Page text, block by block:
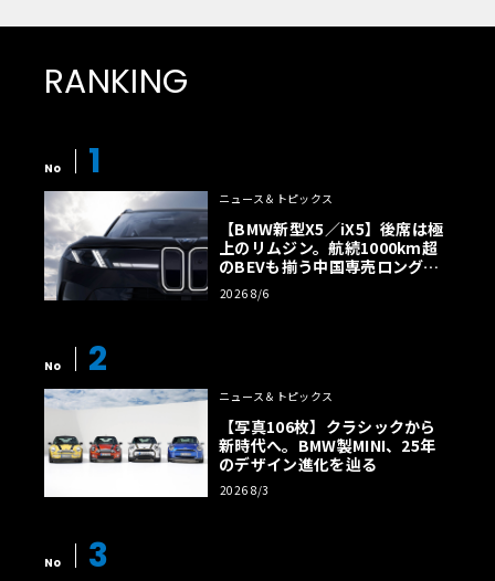
RANKING
No 1
ニュース＆トピックス
【BMW新型X5／iX5】後席は極
上のリムジン。航続1000km超
のBEVも揃う中国専売ロング仕
様の全貌
2026 8/6
No 2
ニュース＆トピックス
【写真106枚】クラシックから
新時代へ。BMW製MINI、25年
のデザイン進化を辿る
2026 8/3
No 3